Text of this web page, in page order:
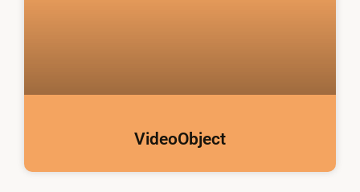
VideoObject